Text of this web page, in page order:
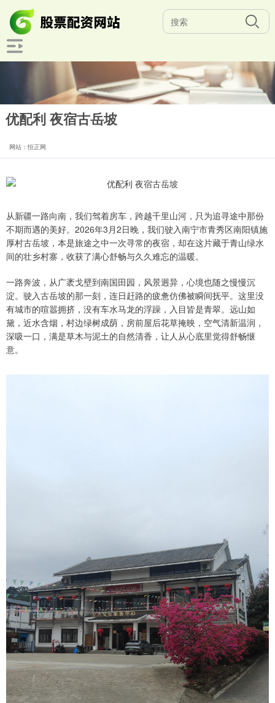
优配利 夜宿古岳坡
网站：恒正网
从新疆一路向南，我们驾着房车，跨越千里山河，只为追寻途中那份
不期而遇的美好。2026年3月2日晚，我们驶入南宁市青秀区南阳镇施
厚村古岳坡，本是旅途之中一次寻常的夜宿，却在这片藏于青山绿水
间的壮乡村寨，收获了满心舒畅与久久难忘的温暖。
一路奔波，从广袤戈壁到南国田园，风景迥异，心境也随之慢慢沉
淀。驶入古岳坡的那一刻，连日赶路的疲惫仿佛被瞬间抚平。这里没
有城市的喧嚣拥挤，没有车水马龙的浮躁，入目皆是青翠。远山如
黛，近水含烟，村边绿树成荫，房前屋后花草掩映，空气清新温润，
深吸一口，满是草木与泥土的自然清香，让人从心底里觉得舒畅惬
意。